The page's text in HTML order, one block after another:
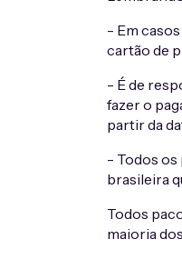
- Em
cartão de
- É de
fazer o
partir da
- Todos os
brasileira
Todos
maioria